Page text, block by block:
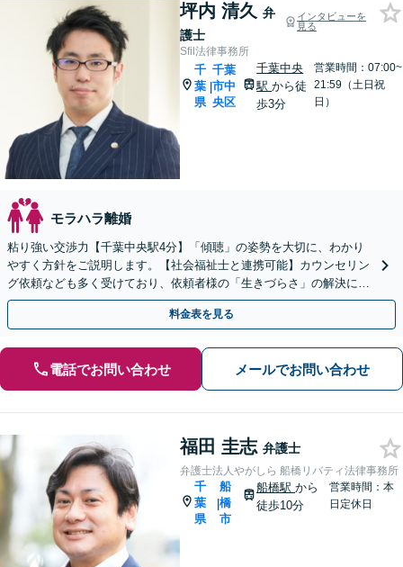
坪内 清久 弁
護士
インタビューを
見る
Sfil法律事務所
千
葉
県
|
千葉
市中
央区
千葉中央
駅から徒
歩3分
営業時間：07:00~
21:59（土日祝
日）
モラハラ離婚
粘り強い交渉力【千葉中央駅4分】「傾聴」の姿勢を大切に、わかり
やすく方針をご説明します。【社会福祉士と連携可能】カウンセリン
グ依頼なども多く受けており、依頼者様の「生きづらさ」の解決に役
立っております。元塾講師・お子様に関するご相談も注力
料金表を見る
電話でお問い合わせ メールでお問い合わせ
福田 圭志 弁護士
弁護士法人やがしら 船橋リバティ法律事務所
千
葉
県
|
船
橋
市
船橋駅 から
徒歩10分
営業時間：本
日定休日